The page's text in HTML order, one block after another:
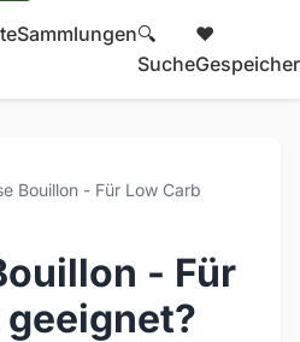
Sammlungen🔍
Suche
❤️
Bouillon - Für Low Carb
- Für